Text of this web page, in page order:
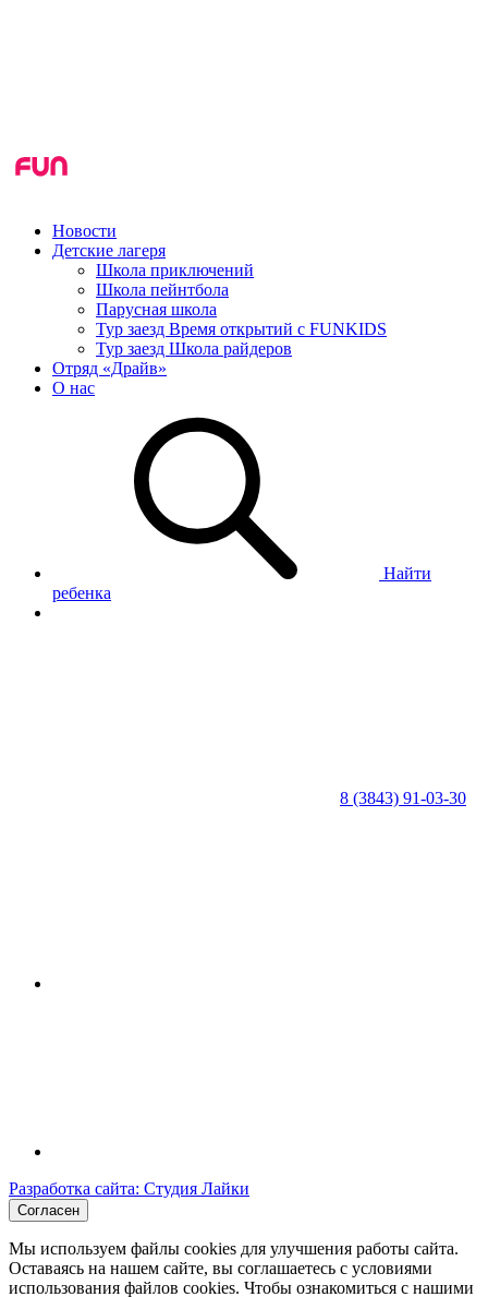
Новости
Детские лагеря
Школа приключений
Школа пейнтбола
Парусная школа
Тур заезд Время открытий с FUNKIDS
Тур заезд Школа райдеров
Отряд «Драйв»
О нас
Найти
ребенка
8 (3843) 91-03-30
Разработка сайта: Студия Лайки
Согласен
Мы используем файлы cookies для улучшения работы сайта.
Оставаясь на нашем сайте, вы соглашаетесь с условиями
использования файлов cookies. Чтобы ознакомиться с нашими